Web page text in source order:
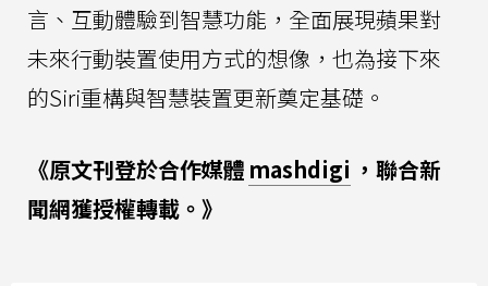
言、互動體驗到智慧功能，全面展現蘋果對
未來行動裝置使用方式的想像，也為接下來
的Siri重構與智慧裝置更新奠定基礎。
《原文刊登於合作媒體 mashdigi ，聯合新
聞網獲授權轉載。》